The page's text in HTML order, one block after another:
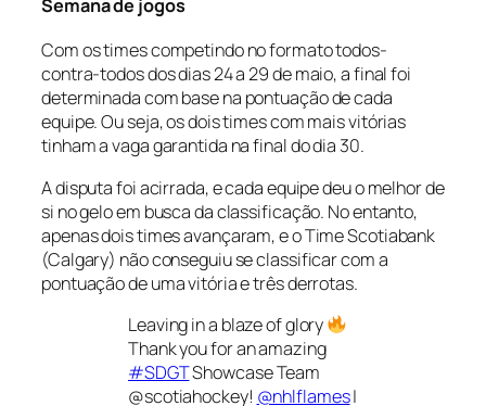
Semana de jogos
Com os times competindo no formato todos-
contra-todos dos dias 24 a 29 de maio, a final foi
determinada com base na pontuação de cada
equipe. Ou seja, os dois times com mais vitórias
tinham a vaga garantida na final do dia 30.
A disputa foi acirrada, e cada equipe deu o melhor de
si no gelo em busca da classificação. No entanto,
apenas dois times avançaram, e o Time Scotiabank
(Calgary) não conseguiu se classificar com a
pontuação de uma vitória e três derrotas.
Leaving in a blaze of glory
Thank you for an amazing
#SDGTShowcase Team
@scotiahockey! @nhlflames|